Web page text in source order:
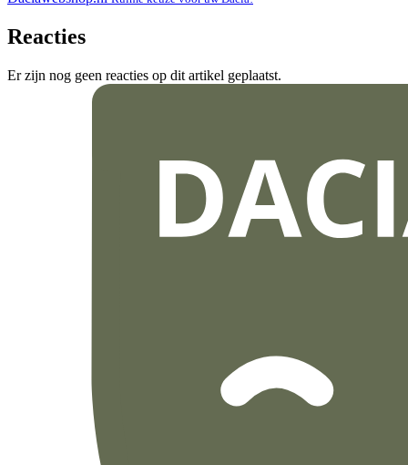
Reacties
Er zijn nog geen reacties op dit artikel geplaatst.